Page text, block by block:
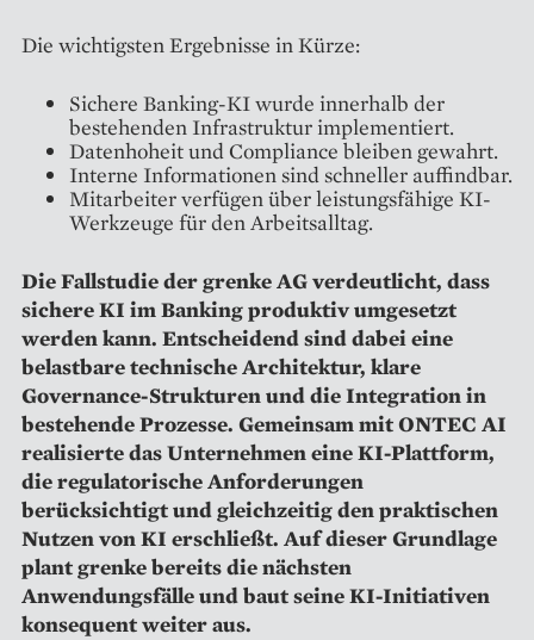
Die wichtigsten Ergebnisse in Kürze:
Sichere Banking-KI wurde innerhalb der
bestehenden Infrastruktur implementiert.
Datenhoheit und Compliance bleiben gewahrt.
Interne Informationen sind schneller auffindbar.
Mitarbeiter verfügen über leistungsfähige KI-
Werkzeuge für den Arbeitsalltag.
Die Fallstudie der grenke AG verdeutlicht, dass
sichere KI im Banking produktiv umgesetzt
werden kann. Entscheidend sind dabei eine
belastbare technische Architektur, klare
Governance-Strukturen und die Integration in
bestehende Prozesse. Gemeinsam mit ONTEC AI
realisierte das Unternehmen eine KI-Plattform,
die regulatorische Anforderungen
berücksichtigt und gleichzeitig den praktischen
Nutzen von KI erschließt. Auf dieser Grundlage
plant grenke bereits die nächsten
Anwendungsfälle und baut seine KI-Initiativen
konsequent weiter aus.